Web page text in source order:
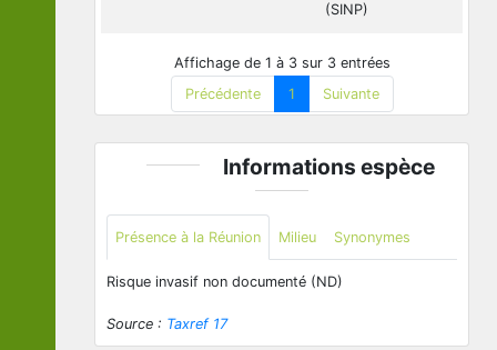
(SINP)
Affichage de 1 à 3 sur 3 entrées
Précédente
1 Suivante
Informations espèce
Présence à la Réunion Milieu Synonymes
Risque invasif non documenté (ND)
Source : Taxref 17